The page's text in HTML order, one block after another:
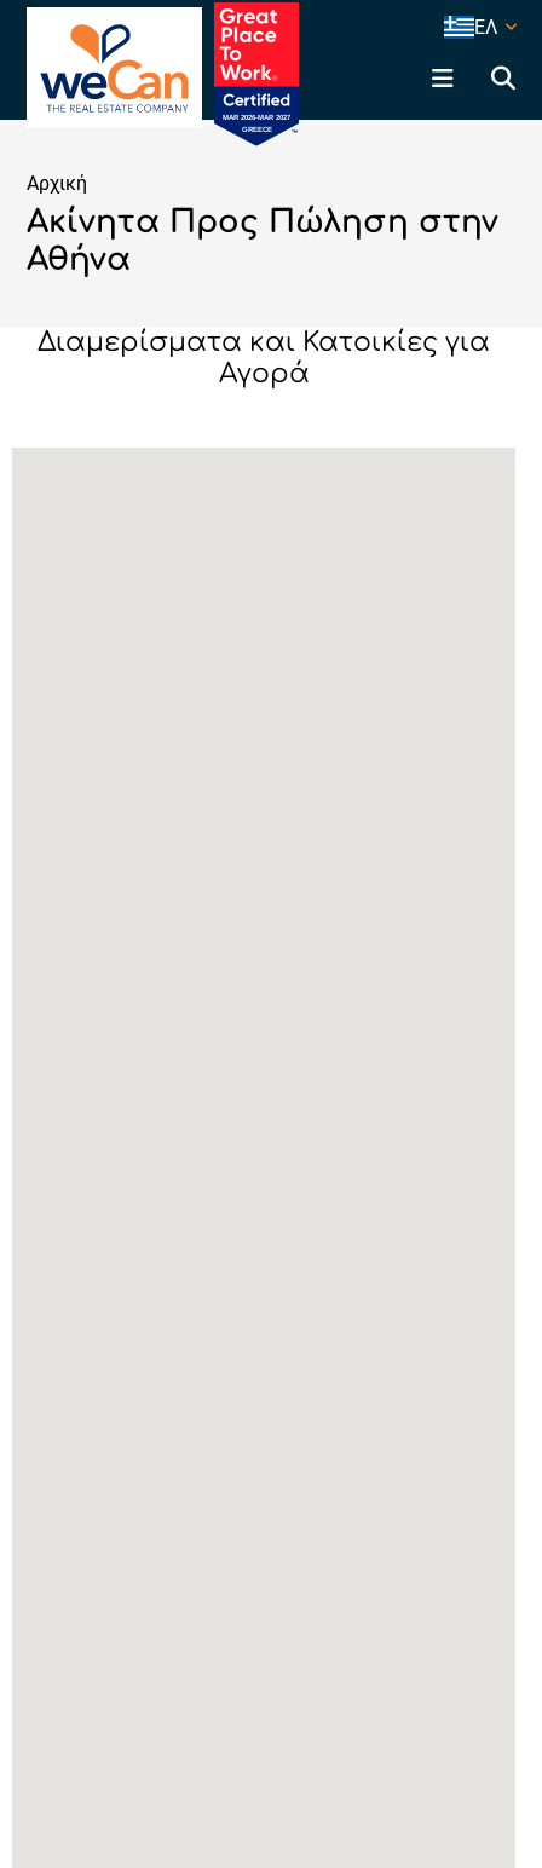
ΕΛ
Αρχική
Ακίνητα Προς Πώληση στην
Αθήνα
Διαμερίσματα και Κατοικίες για
Αγορά